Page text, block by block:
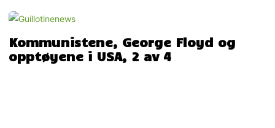
Kommunistene, George Floyd og
opptøyene i USA, 2 av 4